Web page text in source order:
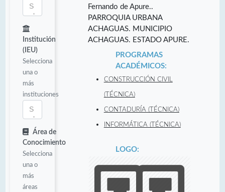
Institución
(IEU)
Selecciona
una o
más
instituciones
Área de
Conocimiento
Selecciona
una o
más
áreas
Fernando de Apure..
PARROQUIA URBANA
ACHAGUAS. MUNICIPIO
ACHAGUAS. ESTADO APURE.
PROGRAMAS
ACADÉMICOS:
CONSTRUCCIÓN CIVIL
(TÉCNICA)
CONTADURÍA (TÉCNICA)
INFORMÁTICA (TÉCNICA)
LOGO: